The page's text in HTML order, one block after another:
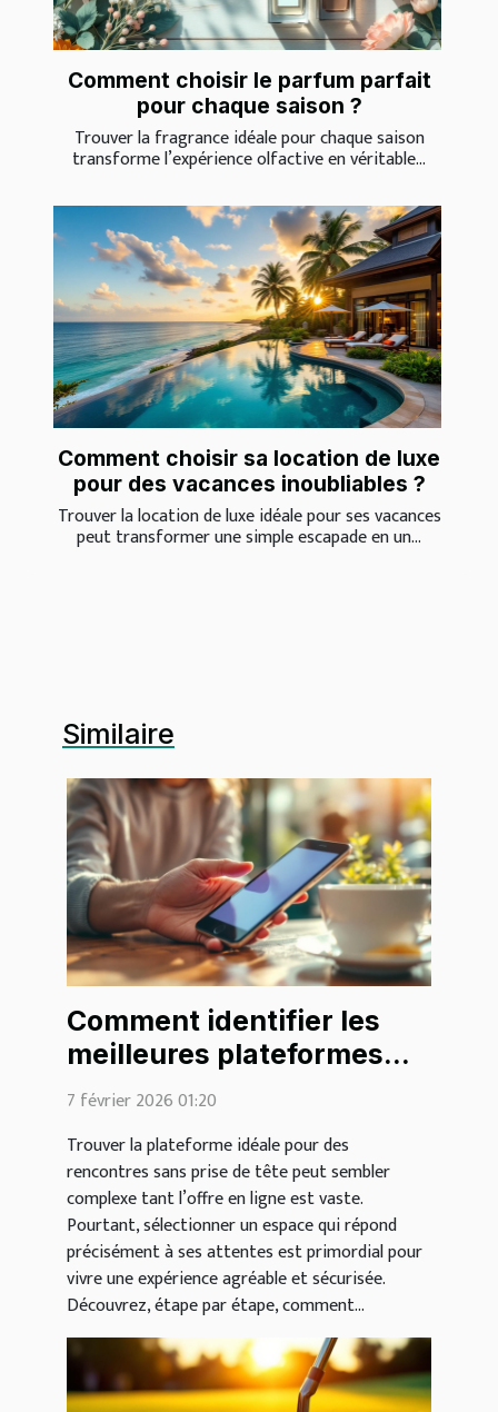
Comment choisir le parfum parfait
pour chaque saison ?
Trouver la fragrance idéale pour chaque saison
transforme l’expérience olfactive en véritable...
Comment choisir sa location de luxe
pour des vacances inoubliables ?
Trouver la location de luxe idéale pour ses vacances
peut transformer une simple escapade en un...
Similaire
Comment identifier les
meilleures plateformes
pour des rencontres
7 février 2026 01:20
Trouver la plateforme idéale pour des
rencontres sans prise de tête peut sembler
complexe tant l’offre en ligne est vaste.
Pourtant, sélectionner un espace qui répond
précisément à ses attentes est primordial pour
vivre une expérience agréable et sécurisée.
Découvrez, étape par étape, comment...